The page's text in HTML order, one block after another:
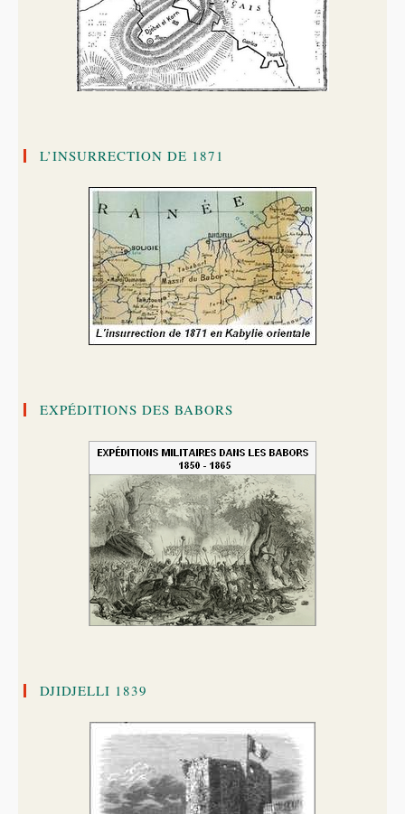
L’INSURRECTION DE 1871
EXPÉDITIONS DES BABORS
DJIDJELLI 1839